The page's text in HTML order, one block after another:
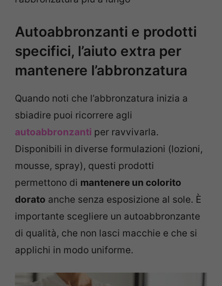
Autoabbronzanti e prodotti
specifici, l’aiuto extra per
mantenere l’abbronzatura
Quando noti che l’abbronzatura inizia a
sbiadire puoi ricorrere agli
autoabbronzanti per ravvivarla.
Disponibili in diverse formulazioni (lozioni,
mousse, spray), questi prodotti
permettono di mantenere un colorito
dorato anche senza esposizione al sole. È
importante scegliere un autoabbronzante
di qualità, che non lasci macchie e che si
applichi in modo uniforme.